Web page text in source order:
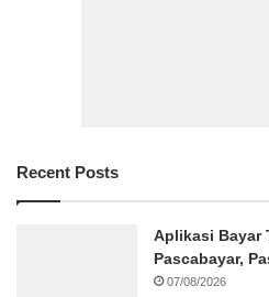
Recent Posts
Aplikasi Bayar
Pascabayar,
07/08/2026